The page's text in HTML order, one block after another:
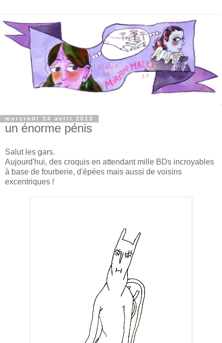
mercredi 24 avril 2013
un énorme pénis
Salut les gars.
Aujourd'hui, des croquis en attendant mille BDs incroyables
à base de fourberie, d'épées mais aussi de voisins
excentriques !